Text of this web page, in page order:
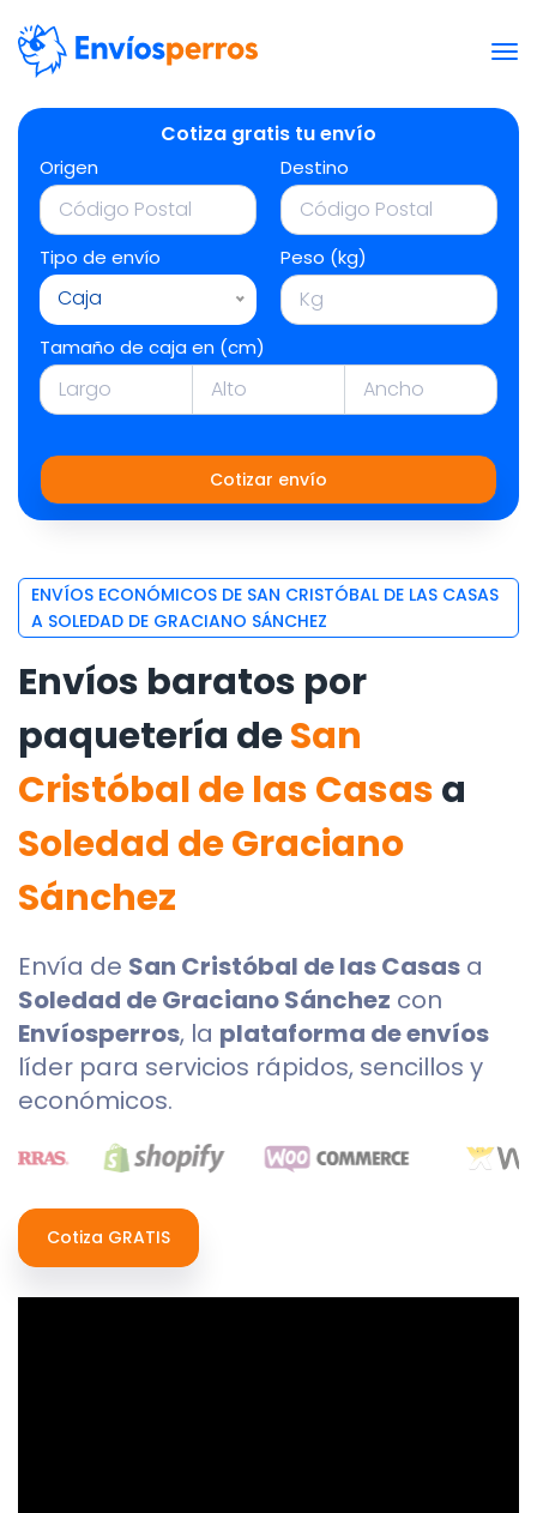
Cotiza gratis tu envío
Origen Destino
Tipo de envío
Caja
Peso (kg)
Tamaño de caja en (cm)
Cotizar envío
ENVÍOS ECONÓMICOS DE SAN CRISTÓBAL DE LAS CASAS
A SOLEDAD DE GRACIANO SÁNCHEZ
Envíos baratos por
paquetería deSan
Cristóbal de las Casasa
Soledad de Graciano
Sánchez
Envía de San Cristóbal de las Casas a
Soledad de Graciano Sánchez con
Envíosperros, la plataforma de envíos
líder para servicios rápidos, sencillos y
económicos.
Cotiza GRATIS